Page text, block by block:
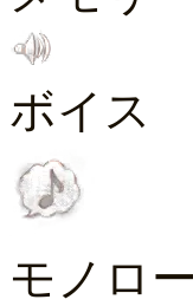
ボイス
モノロ